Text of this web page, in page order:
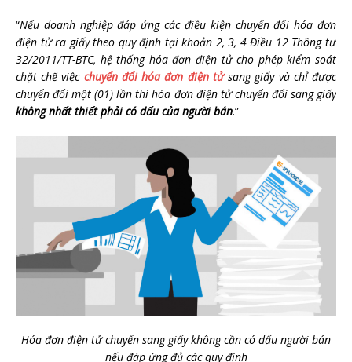
“Nếu doanh nghiệp đáp ứng các điều kiện chuyển đổi hóa đơn
điện tử ra giấy theo quy định tại khoản 2, 3, 4 Điều 12 Thông tư
32/2011/TT-BTC, hệ thống hóa đơn điện tử cho phép kiểm soát
chặt chẽ việc chuyển đổi hóa đơn điện tửsang giấy và chỉ được
chuyển đổi một (01) lần thì hóa đơn điện tử chuyển đổi sang giấy
không nhất thiết phải có dấu của người bán.”
Hóa đơn điện tử chuyển sang giấy không cần có dấu người bán
nếu đáp ứng đủ các quy định